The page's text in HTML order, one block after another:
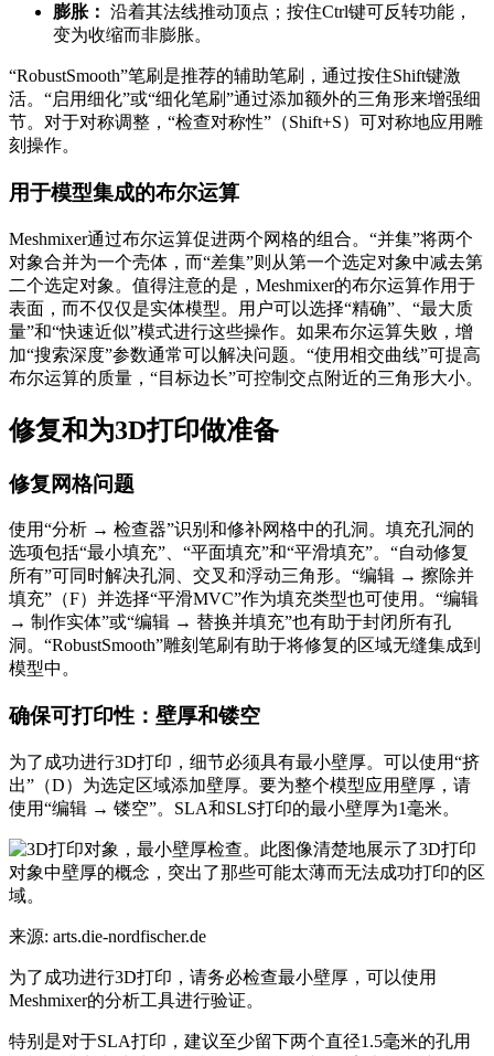
膨胀： 沿着其法线推动顶点；按住Ctrl键可反转功能，
变为收缩而非膨胀。
“RobustSmooth”笔刷是推荐的辅助笔刷，通过按住Shift键激
活。“启用细化”或“细化笔刷”通过添加额外的三角形来增强细
节。对于对称调整，“检查对称性”（Shift+S）可对称地应用雕
刻操作。
用于模型集成的布尔运算
Meshmixer通过布尔运算促进两个网格的组合。“并集”将两个
对象合并为一个壳体，而“差集”则从第一个选定对象中减去第
二个选定对象。值得注意的是，Meshmixer的布尔运算作用于
表面，而不仅仅是实体模型。用户可以选择“精确”、“最大质
量”和“快速近似”模式进行这些操作。如果布尔运算失败，增
加“搜索深度”参数通常可以解决问题。“使用相交曲线”可提高
布尔运算的质量，“目标边长”可控制交点附近的三角形大小。
修复和为3D打印做准备
修复网格问题
使用“分析 → 检查器”识别和修补网格中的孔洞。填充孔洞的
选项包括“最小填充”、“平面填充”和“平滑填充”。“自动修复
所有”可同时解决孔洞、交叉和浮动三角形。“编辑 → 擦除并
填充”（F）并选择“平滑MVC”作为填充类型也可使用。“编辑
→ 制作实体”或“编辑 → 替换并填充”也有助于封闭所有孔
洞。“RobustSmooth”雕刻笔刷有助于将修复的区域无缝集成到
模型中。
确保可打印性：壁厚和镂空
为了成功进行3D打印，细节必须具有最小壁厚。可以使用“挤
出”（D）为选定区域添加壁厚。要为整个模型应用壁厚，请
使用“编辑 → 镂空”。SLA和SLS打印的最小壁厚为1毫米。
来源: arts.die-nordfischer.de
为了成功进行3D打印，请务必检查最小壁厚，可以使用
Meshmixer的分析工具进行验证。
特别是对于SLA打印，建议至少留下两个直径1.5毫米的孔用